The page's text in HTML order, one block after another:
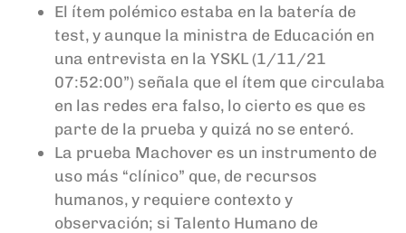
El ítem polémico estaba en la batería de
test, y aunque la ministra de Educación en
una entrevista en la YSKL (1/11/21
07:52:00”) señala que el ítem que circulaba
en las redes era falso, lo cierto es que es
parte de la prueba y quizá no se enteró.
La prueba Machover es un instrumento de
uso más “clínico” que, de recursos
humanos, y requiere contexto y
observación; si Talento Humano de